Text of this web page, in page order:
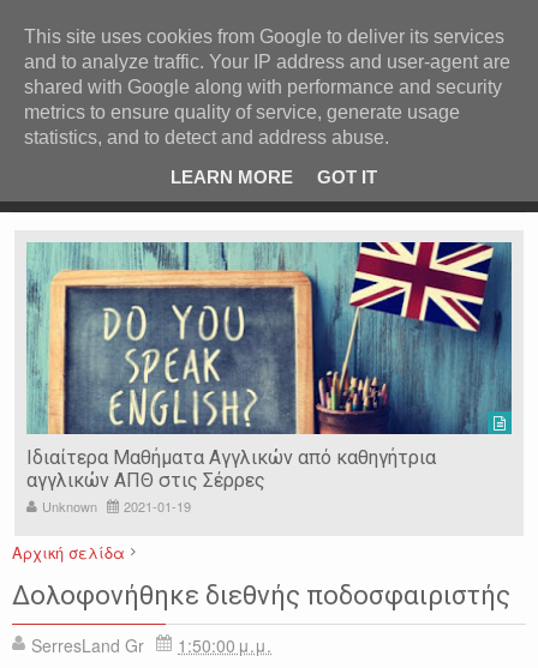
Ιερόσυλοι έκλεψαν τάματα από Ιερό Ναό στις Σέρρες
Ιδιαίτερα Μαθήματα Αγγλικών από καθηγήτρια
αγγλικών ΑΠΘ στις Σέρρες
Unknown 2021-01-19
Αρχική σελίδα
ΑΘΛΗΤΙΚΑ
ΔΟΛΟΦΟΝΙΑ ΕΙΔΗΣΕΙΣ ΚΟΣΜΟΣ
ΟΝΔΟΥΡΑ
ΠΟΔΟΣΦΑΙΡΟ
Δολοφονήθηκε διεθνής ποδοσφαιριστής
SerresLand Gr
1:50:00 μ.μ.
ΚΕΝΤΡΙΚΗ ΑΝΑ ΚΑΤΗΓΟΡΙΑ
ΕΙΔΗΣΕΙΣ ΑΝΑ ΠΕΡΙΟΧΗ
ΠΡΟΣΦΑΤΑ ΝΕΑ
Ν. ΣΕΡΡΩΝ Η ΓΗ ΜΑΣ
ΤΥΧΑΙΕΣ ΑΝΑΡΤΗΣΕΙΣ/ΑΡΘΡΑ
Serres Racing Circuit
Panserraikos FC
Ikaroi B.C.
This site uses cookies from Google to deliver its services
and to analyze traffic. Your IP address and user-agent are
shared with Google along with performance and security
metrics to ensure quality of service, generate usage
statistics, and to detect and address abuse.
LEARN MORE
GOT IT